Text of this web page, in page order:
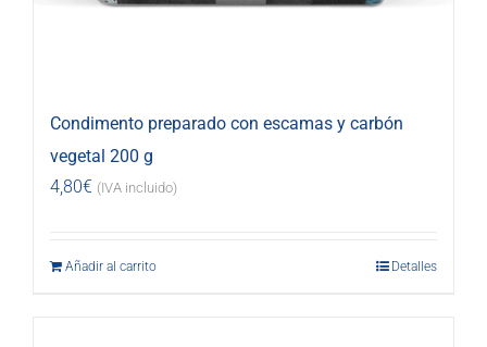
Condimento preparado con escamas y carbón
vegetal 200 g
4,80€ (IVA incluido)
Añadir al carrito Detalles